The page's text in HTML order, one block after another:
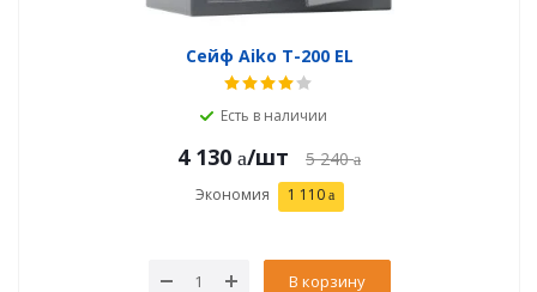
Сейф Aiko T-200 EL
Есть в наличии
4 130 /шт 5 240
Экономия 1 110
В корзину